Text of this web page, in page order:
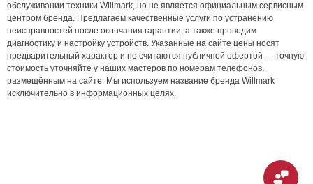
обслуживании техники Willmark, но не является официальным сервисным
центром бренда. Предлагаем качественные услуги по устранению
неисправностей после окончания гарантии, а также проводим
диагностику и настройку устройств. Указанные на сайте цены носят
предварительный характер и не считаются публичной офертой — точную
стоимость уточняйте у наших мастеров по номерам телефонов,
размещённым на сайте. Мы используем название бренда Willmark
исключительно в информационных целях.